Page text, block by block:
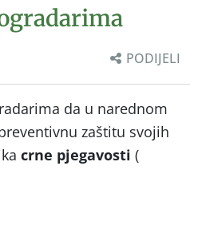
PODIJELI
da u narednom
zaštitu svojih
crne pjegavosti (